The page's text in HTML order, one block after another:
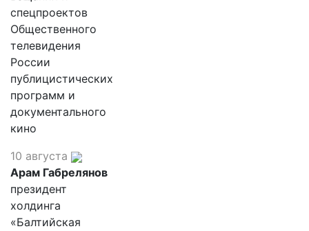
спецпроектов
Общественного
телевидения
России
публицистических
программ и
документального
кино
10 августа
Арам Габрелянов
президент
холдинга
«Балтийская